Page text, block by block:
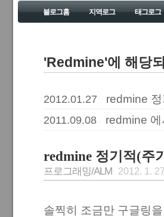
블로그홈 지역로그 태그로그
'Redmine'에 해당
2012.01.27 redmine
2011.09.08 redmine
redmine 정기적(주
프로그래밍/ALM 2012. 1.
솔찍히 조금만 구글링